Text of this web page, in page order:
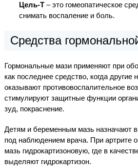
Цель-Т– это гомеопатическое
снимать воспаление и боль.
Средства
Гормональные мази применяют при
как последнее средство, когда другие
оказывают противовоспалительное
стимулируют защитные функции
зуд, покраснение.
Детям и беременным мазь назначают
под наблюдением врача. При артрите
мазь гидрокартизоновую, где в
выделяют гидрокартизон.